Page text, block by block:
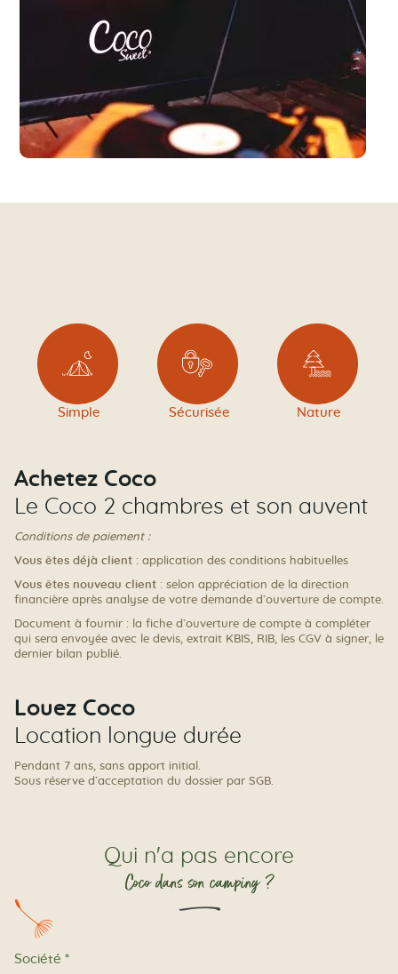
Simple Sécurisée Nature
Achetez Coco
Le Coco 2 chambres et son auvent
Conditions de paiement :
Vous êtes déjà client : application des conditions habituelles
Vous êtes nouveau client : selon appréciation de la direction
financière après analyse de votre demande d’ouverture de compte.
Document à fournir : la fiche d’ouverture de compte à compléter
qui sera envoyée avec le devis, extrait KBIS, RIB, les CGV à signer, le
dernier bilan publié.
Louez Coco
Location longue durée
Pendant 7 ans, sans apport initial.
Sous réserve d’acceptation du dossier par SGB.
Qui n'a pas encore
Coco dans son camping ?
Contact
Société *